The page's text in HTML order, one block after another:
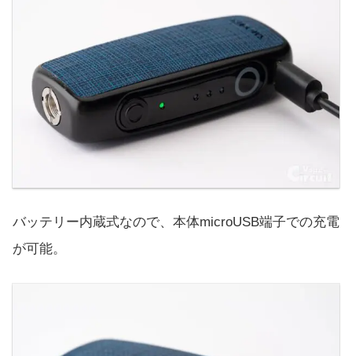
バッテリー内蔵式なので、本体microUSB端子での充電
が可能。